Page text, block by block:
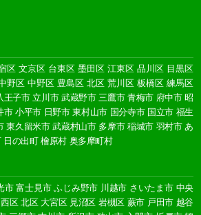
区 文京区 台東区 墨田区 江東区 品川区 目黒区
野区 中野区 豊島区 北区 荒川区 板橋区 練馬区
王子市 立川市 武蔵野市 三鷹市 青梅市 府中市 昭
市 小平市 日野市 東村山市 国分寺市 国立市 福生
東久留米市 武蔵村山市 多摩市 稲城市 羽村市 あ
日の出町 檜原村 奥多摩町村
市 富士見市 ふじみ野市 川越市 さいたま市 中央
西区 北区 大宮区 見沼区 岩槻区 蕨市 戸田市 越谷